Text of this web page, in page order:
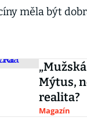
měla být
Mýtus,
realita?
Magazín